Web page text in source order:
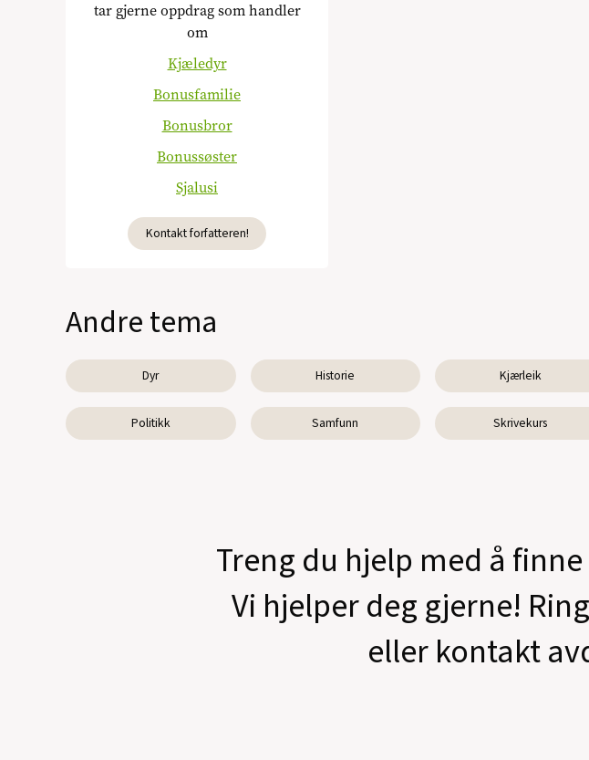
tar gjerne oppdrag som handler
om
Kjæledyr
Bonusfamilie
Bonusbror
Bonussøster
Sjalusi
Kontakt forfatteren!
Andre tema
Dyr Historie Kjærleik
Politikk Samfunn Skrivekurs
Treng du hjelp med å
Vi hjelper deg gjerne!
eller kontakt